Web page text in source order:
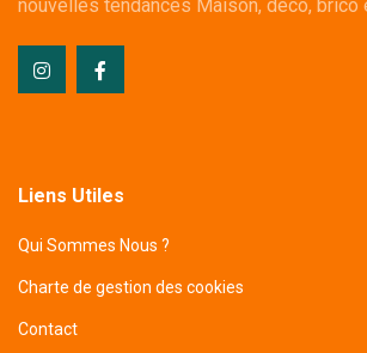
nouvelles tendances Maison, déco, brico
Liens Utiles
Qui Sommes Nous ?
Charte de gestion des cookies
Contact